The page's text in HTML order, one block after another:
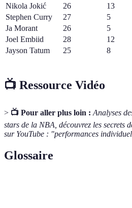
Nikola Jokić
26 13
Stephen Curry
27 5
Ja Morant
26 5
Joel Embiid
28 12
Jayson Tatum
25 8
📺 Ressource Vidéo
> 📺 Pour aller plus loin : Analyses
stars de la NBA, découvrez les secrets
sur YouTube : "performances
Glossaire